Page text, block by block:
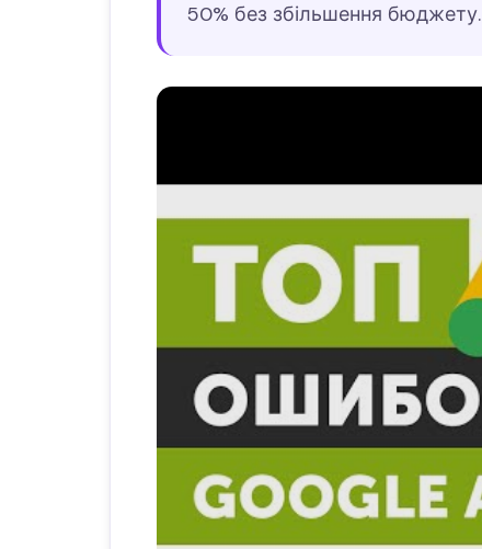
50% без збільшення бюджету.